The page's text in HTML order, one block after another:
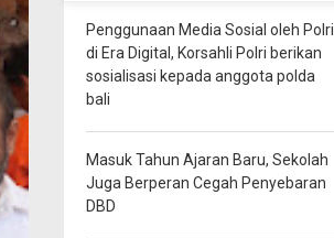
Penggunaan Media Sosial oleh Polri
di Era Digital, Korsahli Polri berikan
sosialisasi kepada anggota polda
bali
Masuk Tahun Ajaran Baru, Sekolah
Juga Berperan Cegah Penyebaran
DBD